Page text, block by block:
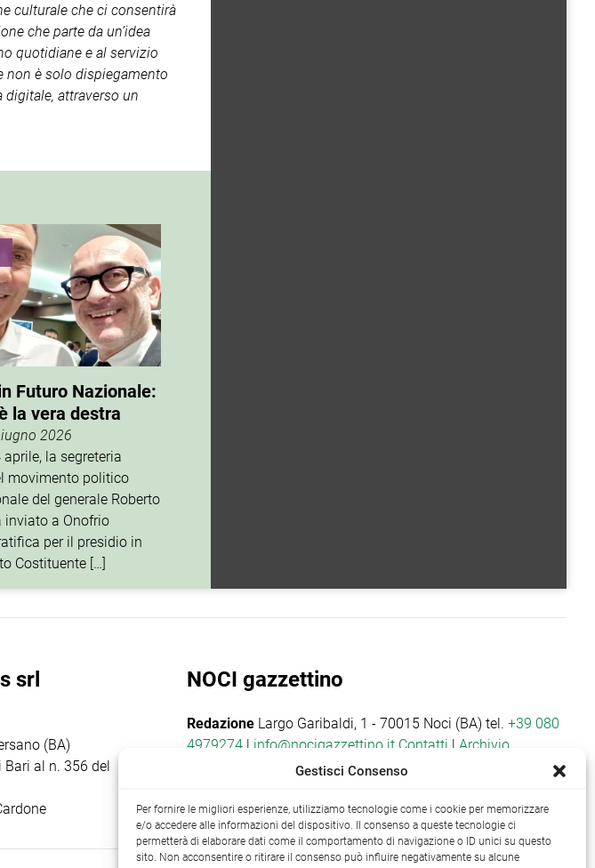
culturale che ci consentirà
che parte da un’idea
quotidiane e al servizio
non è solo dispiegamento
digitale, attraverso un
Futuro Nazionale:
la vera destra
2026
la segreteria
movimento politico
del generale Roberto
inviato a Onofrio
per il presidio in
Costituente […]
srl
(BA)
al n. 356 del
NOCI gazzettino
Redazione Largo Garibaldi, 1 - 70015 Noci (BA) tel.+39 080
4979274 | info@nocigazzettino.it Contatti | Archivio
Gestisci Consenso
Per fornire le migliori esperienze, utilizziamo tecnologie come i cookie per memorizzare
e/o accedere alle informazioni del dispositivo. Il consenso a queste tecnologie ci
permetterà di elaborare dati come il comportamento di navigazione o ID unici su questo
sito. Non acconsentire o ritirare il consenso può influire negativamente su alcune